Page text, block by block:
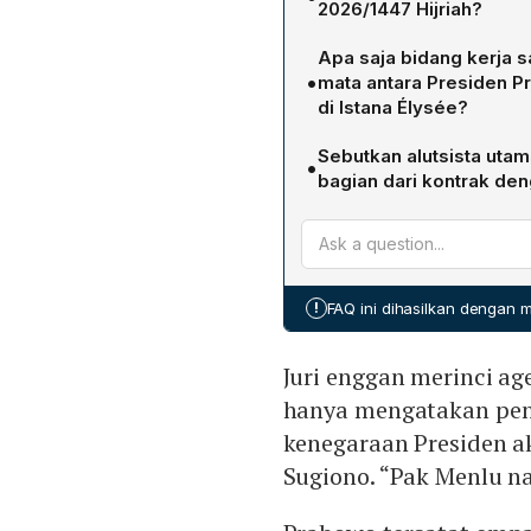
2026/1447 Hijriah?
Menurut pernyataan
konferensi pers di Istana
melaksanakan salat Idul
situasi dan jadwal
•
Apa saja bidang kerja
mata antara Presiden
di Istana Élysée?
Dalam pertemuan empat
Emmanuel Macron
infrastruktur, serta
transfer teknologi militer
pembelian jet tempur
•Sebutkan alutsista
bagian dari kontrak
Pada 18 Mei 2024 di
Jakarta Timur, TNI
satu Airbus A400M, dua
unit Rafale yang
! FAQ ini dihasilkan dengan
Juri enggan merinci
hanya mengatakan
kenegaraan Presiden
Sugiono. “Pak Menlu